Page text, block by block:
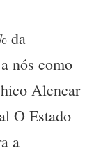
da
nós como
Alencar
O Estado
a